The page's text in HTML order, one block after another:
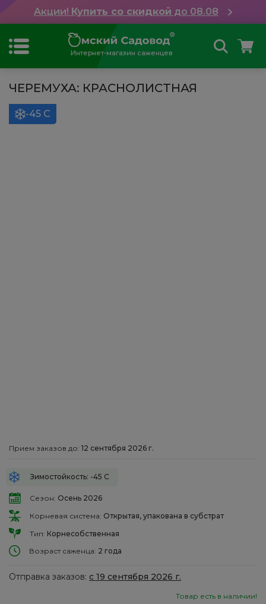
Акции! Купить со скидкой до 08.08
Интернет-магазин саженцев
ЧЕРЕМУХА: КРАСНОЛИСТНАЯ
-45 С
Прием заказов до: 12 сентября 2026 г.
Зимостойкость: -45 С
Сезон: Осень 2026
Корневая система: Открытая, упакована в субстрат
Тип: Корнесобственная
Возраст саженца: 2 года
Отправка заказов: с 19 сентября 2026 г.
Товар есть в наличии!